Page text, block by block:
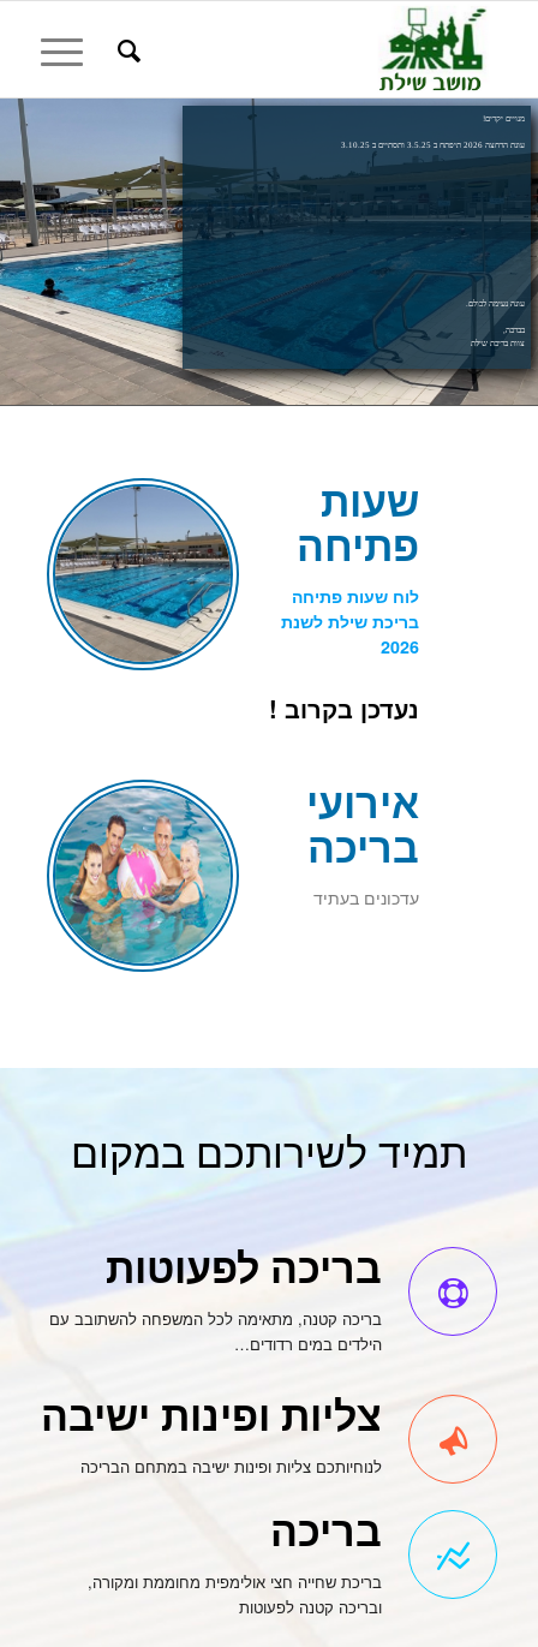
מנויים יקרים!
עונת הרחצה 2026 תיפתח ב 3.5.25 ותסתיים ב 3.10.25
עונה נעימה לכולם.
בברכה,
צוות בריכת שילת
שעות
פתיחה
לוח שעות פתיחה
בריכת שילת לשנת
2026
נעדכן בקרוב !
אירועי
בריכה
עדכונים בעתיד
תמיד לשירותכם במקום
בריכה לפעוטות
בריכה קטנה, מתאימה לכל המשפחה להשתובב עם
הילדים במים רדודים…
צליות ופינות ישיבה
לנוחיותכם צליות ופינות ישיבה במתחם הבריכה
בריכה
בריכת שחייה חצי אולימפית מחוממת ומקורה,
ובריכה קטנה לפעוטות